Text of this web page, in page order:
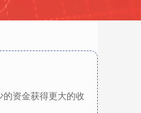
资金获得更大的收